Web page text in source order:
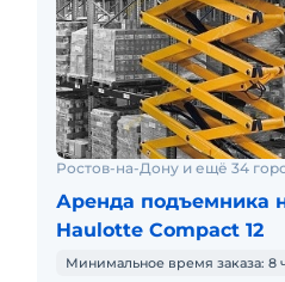
Ростов-на-Дону и ещё 34
Аренда подъемника
Haulotte Compact 12
Минимальное время заказа: 8